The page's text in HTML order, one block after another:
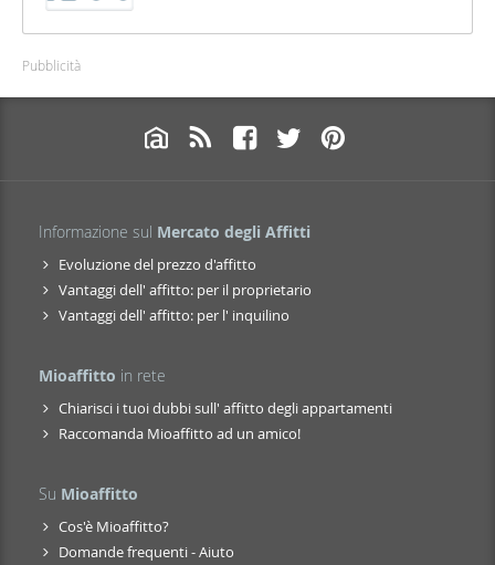
Pubblicità
Informazione sul Mercato degli Affitti
Evoluzione del prezzo d'affitto
Vantaggi dell' affitto: per il proprietario
Vantaggi dell' affitto: per l' inquilino
Mioaffitto in rete
Chiarisci i tuoi dubbi sull' affitto degli appartamenti
Raccomanda Mioaffitto ad un amico!
Su Mioaffitto
Cos'è Mioaffitto?
Domande frequenti - Aiuto